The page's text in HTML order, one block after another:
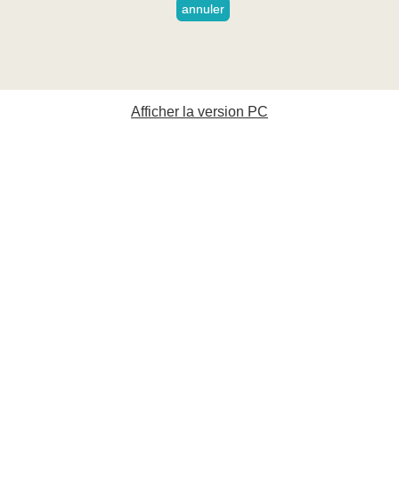
annuler
Afficher la version PC